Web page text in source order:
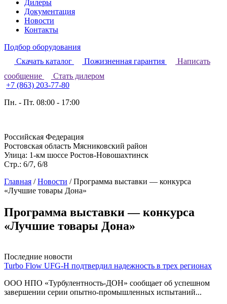
Дилеры
Документация
Новости
Контакты
Подбор оборудования
Скачать каталог
Пожизненная гарантия
Написать
сообщение
Стать дилером
+7 (863) 203-77-80
Пн. - Пт. 08:00 - 17:00
Российская Федерация
Ростовская область Мясниковский район
Улица: 1-км шоссе Ростов-Новошахтинск
Стр.: 6/7, 6/8
Главная /Новости /Программа выставки — конкурса
«Лучшие товары Дона»
Программа выставки — конкурса
«Лучшие товары Дона»
Последние новости
Turbo Flow UFG-H подтвердил надежность в трех регионах
ООО НПО «Турбулентность-ДОН» сообщает об успешном
завершении серии опытно-промышленных испытаний...